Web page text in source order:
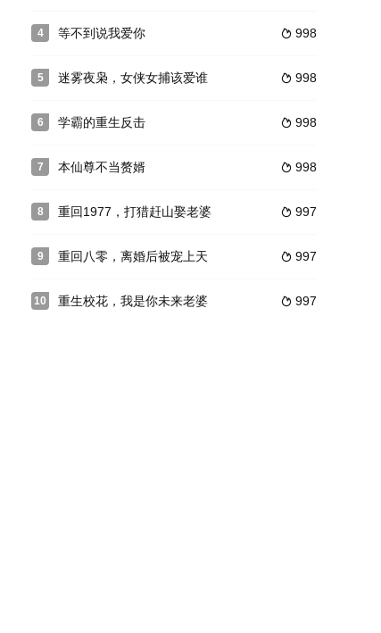
4  998
等不到说我爱你
5  998
迷雾夜枭，女侠女捕该爱谁
6  998
学霸的重生反击
7  998
本仙尊不当赘婿
8  997
重回1977，打猎赶山娶老婆
9  997
重回八零，离婚后被宠上天
10  997
重生校花，我是你未来老婆